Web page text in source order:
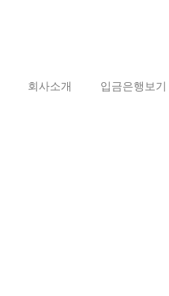
회사소개 입금은행보기